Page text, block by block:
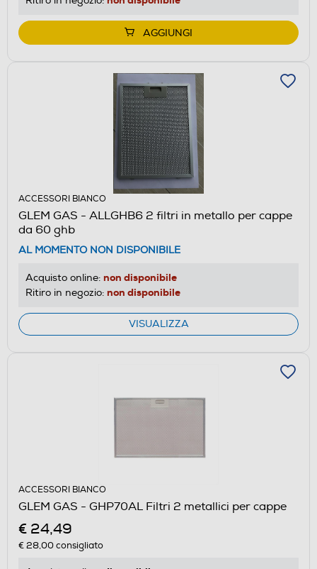
AGGIUNGI
ACCESSORI BIANCO
GLEM GAS - ALLGHB6 2 filtri in metallo per cappe
da 60 ghb
AL MOMENTO NON DISPONIBILE
Acquisto online: non disponibile
Ritiro in negozio: non disponibile
VISUALIZZA
ACCESSORI BIANCO
GLEM GAS - GHP70AL Filtri 2 metallici per cappe
€ 24,49
€ 28,00consigliato